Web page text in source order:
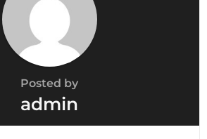
Posted by
admin